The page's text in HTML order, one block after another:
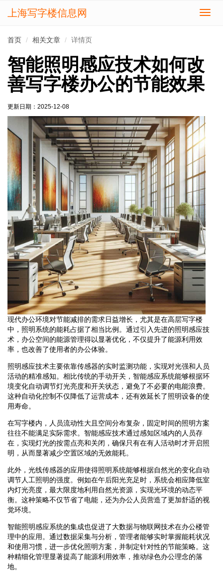
切
上海写字楼信息网
首页 相关文章 详情页
智能照明感应技术如何改
善写字楼办公的节能效果
更新日期： 2025-12-08
现代办公环境对节能减排的需求日益增长，尤其是在高层写字楼
中，照明系统的能耗占据了相当比例。通过引入先进的照明感应技
术，办公空间的能源管理得以显著优化，不仅提升了能源利用效
率，也改善了使用者的办公体验。
照明感应技术主要依靠传感器的实时监测功能，实现对光强和人员
活动的精准感知。相比传统的手动开关，智能感应系统能够根据环
境变化自动调节灯光亮度和开关状态，避免了不必要的电能浪费。
这种自动化控制不仅降低了运营成本，还有效延长了照明设备的使
用寿命。
在写字楼内，人员流动性大且空间分布复杂，固定时间的照明方案
往往不能满足实际需求。智能感应技术通过感知区域内的人员存
在，实现灯光的按需点亮和关闭，确保只有在有人活动时才开启照
明，从而显著减少空置区域的无效能耗。
此外，光线传感器的应用使得照明系统能够根据自然光的变化自动
调节人工照明的强度。例如在午后阳光充足时，系统会相应降低室
内灯光亮度，最大限度地利用自然光资源，实现光环境的动态平
衡。这种策略不仅节省了电能，还为办公人员营造了更加舒适的视
觉环境。
智能照明感应系统的集成也促进了大数据与物联网技术在办公楼管
理中的应用。通过数据采集与分析，管理者能够实时掌握能耗状况
和使用习惯，进一步优化照明方案，并制定针对性的节能策略。这
种精细化管理显著提高了能源利用效率，推动绿色办公理念的落
地。